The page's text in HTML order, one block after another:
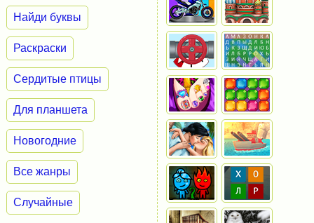
Найди буквы
Раскраски
Сердитые птицы
Для планшета
Новогодние
Все жанры
Случайные